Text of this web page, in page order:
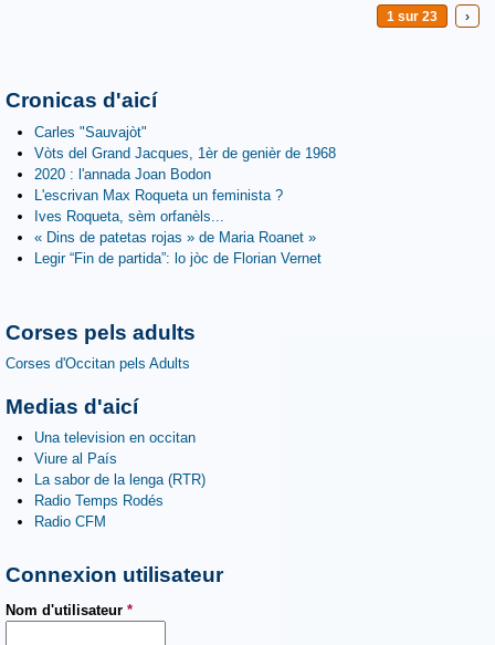
1 sur 23 ›
Cronicas d'aicí
Carles "Sauvajòt"
Vòts del Grand Jacques, 1èr de genièr de 1968
2020 : l'annada Joan Bodon
L'escrivan Max Roqueta un feminista ?
Ives Roqueta, sèm orfanèls...
« Dins de patetas rojas » de Maria Roanet »
Legir “Fin de partida”: lo jòc de Florian Vernet
Corses pels adults
Corses d'Occitan pels Adults
Medias d'aicí
Una television en occitan
Viure al País
La sabor de la lenga (RTR)
Radio Temps Rodés
Radio CFM
Connexion utilisateur
Nom d'utilisateur *